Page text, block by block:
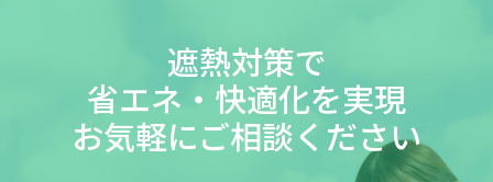
遮熱対策で
省エネ・快適化を実現
お気軽にご相談ください